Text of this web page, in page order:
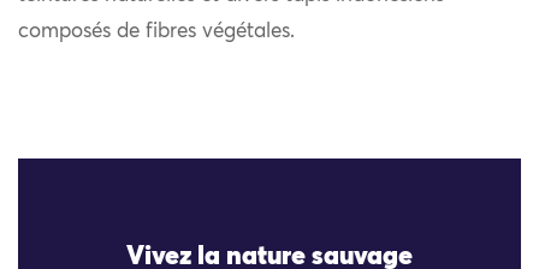
composés de fibres végétales.
Vivez la nature sauvage